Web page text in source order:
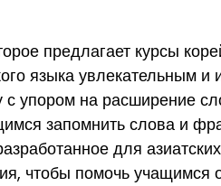
предлагает курсы
языка увлекательным и
упором на расширение
запомнить слова и
для
чтобы помочь учащимся